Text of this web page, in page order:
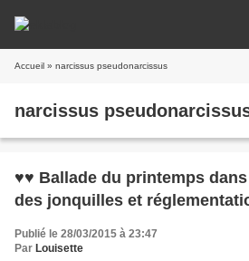
Accueil » narcissus pseudonarcissus
narcissus
♥♥ Ballade du printemps dans les bois saison
des jonquilles et
Publié le 28/03/2015 à 23:47
Par Louisette